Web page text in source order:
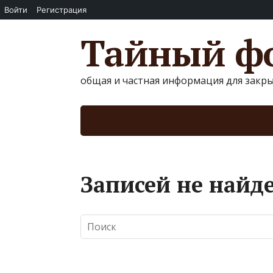
Войти Регистрация
Тайный
общая и частная информация для
Записей не